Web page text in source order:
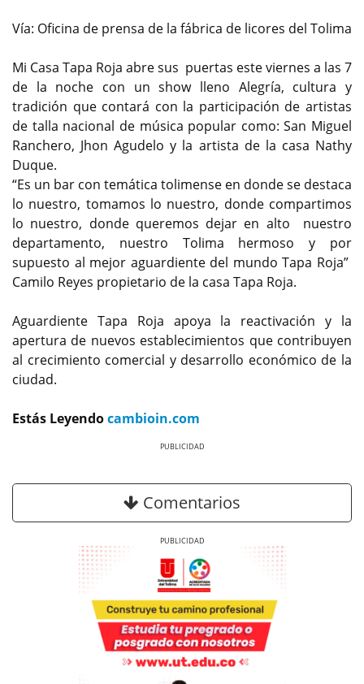
Vía: Oficina de prensa de la fábrica de licores del Tolima
Mi Casa Tapa Roja abre sus puertas este viernes a las 7
de la noche con un show lleno Alegría, cultura y
tradición que contará con la participación de artistas
de talla nacional de música popular como: San Miguel
Ranchero, Jhon Agudelo y la artista de la casa Nathy
Duque.
“Es un bar con temática tolimense en donde se destaca
lo nuestro, tomamos lo nuestro, donde compartimos
lo nuestro, donde queremos dejar en alto nuestro
departamento, nuestro Tolima hermoso y por
supuesto al mejor aguardiente del mundo Tapa Roja”
Camilo Reyes propietario de la casa Tapa Roja.
Aguardiente Tapa Roja apoya la reactivación y la
apertura de nuevos establecimientos que contribuyen
al crecimiento comercial y desarrollo económico de la
ciudad.
Estás Leyendocambioin.com
Comentarios